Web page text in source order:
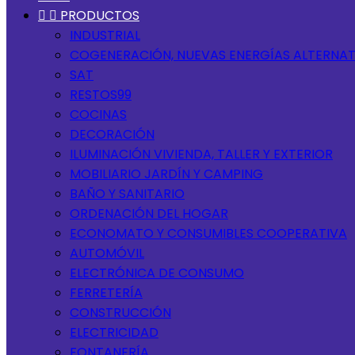
  PRODUCTOS
INDUSTRIAL
COGENERACIÓN, NUEVAS ENERGÍAS
SAT
RESTOS99
COCINAS
DECORACIÓN
ILUMINACIÓN VIVIENDA, TALLER Y EXTERIOR
MOBILIARIO JARDÍN Y CAMPING
BAÑO Y SANITARIO
ORDENACIÓN DEL HOGAR
ECONOMATO Y CONSUMIBLES COOPERATIVA
AUTOMÓVIL
ELECTRÓNICA DE CONSUMO
FERRETERÍA
CONSTRUCCIÓN
ELECTRICIDAD